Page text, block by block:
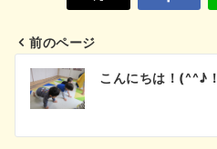
投
稿
前のページ
こんにちは！(^^♪！